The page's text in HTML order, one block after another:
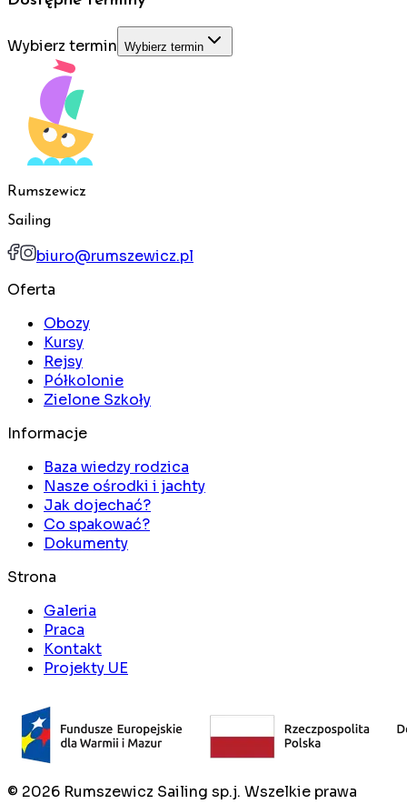
Wybierz termin Wybierz termin
Rumszewicz
Sailing
biuro@rumszewicz.pl
Oferta
Obozy
Kursy
Rejsy
Półkolonie
Zielone Szkoły
Informacje
Baza wiedzy rodzica
Nasze ośrodki i jachty
Jak dojechać?
Co spakować?
Dokumenty
Strona
Galeria
Praca
Kontakt
Projekty UE
© 2026 Rumszewicz Sailing sp.j. Wszelkie prawa